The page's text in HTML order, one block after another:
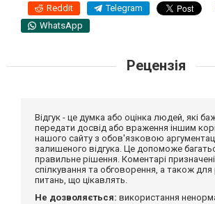
Reddit Telegram
WhatsApp
Рецензія
Відгук - це думка або оцінка людей, які
передати досвід або враження іншим
нашого сайту з обов'язковою
залишеного відгука. Це допоможе
правильне рішення. Коментарі
спілкування та обговорення, а також
питань, що цікавлять.
Не дозволяється: використання